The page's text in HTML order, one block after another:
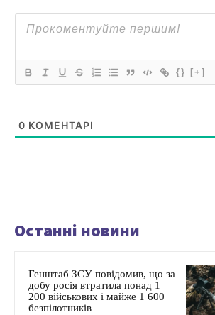
{} [+]
0 КОМЕНТАРІ
Останні новини
Генштаб ЗСУ повідомив, що за
добу росія втратила понад 1
200 військових і майже 1 600
безпілотників